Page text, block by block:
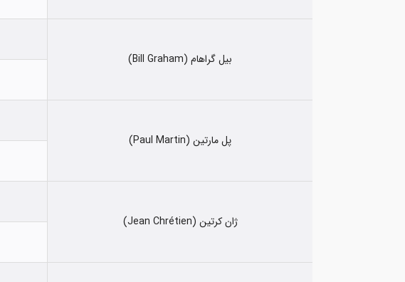
بیل گراهام (Bill Graham)
پل مارتین (Paul Martin)
ژان کرتین (Jean Chrétien)